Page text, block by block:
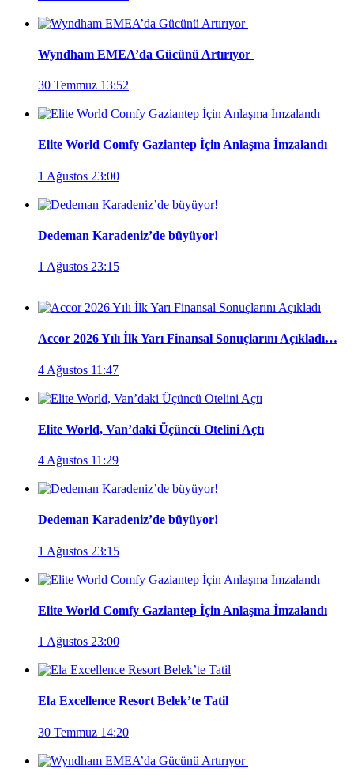
Wyndham EMEA’da Gücünü Artırıyor
30 Temmuz 13:52
Elite World Comfy Gaziantep İçin Anlaşma İmzalandı
1 Ağustos 23:00
Dedeman Karadeniz’de büyüyor!
1 Ağustos 23:15
Accor 2026 Yılı İlk Yarı Finansal Sonuçlarını Açıkladı…
4 Ağustos 11:47
Elite World, Van’daki Üçüncü Otelini Açtı
4 Ağustos 11:29
Dedeman Karadeniz’de büyüyor!
1 Ağustos 23:15
Elite World Comfy Gaziantep İçin Anlaşma İmzalandı
1 Ağustos 23:00
Ela Excellence Resort Belek’te Tatil
30 Temmuz 14:20